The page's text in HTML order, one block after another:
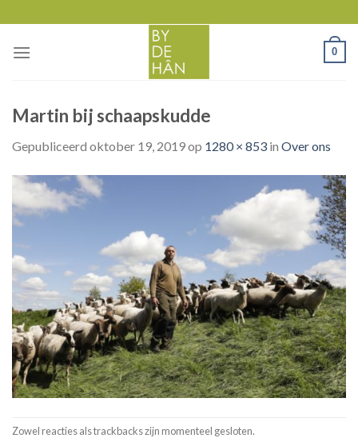
to
content
0
Martin bij schaapskudde
Gepubliceerd oktober 19, 2019op 1280 × 853 in Over ons
Zowel reacties als trackbacks zijn momenteel gesloten.